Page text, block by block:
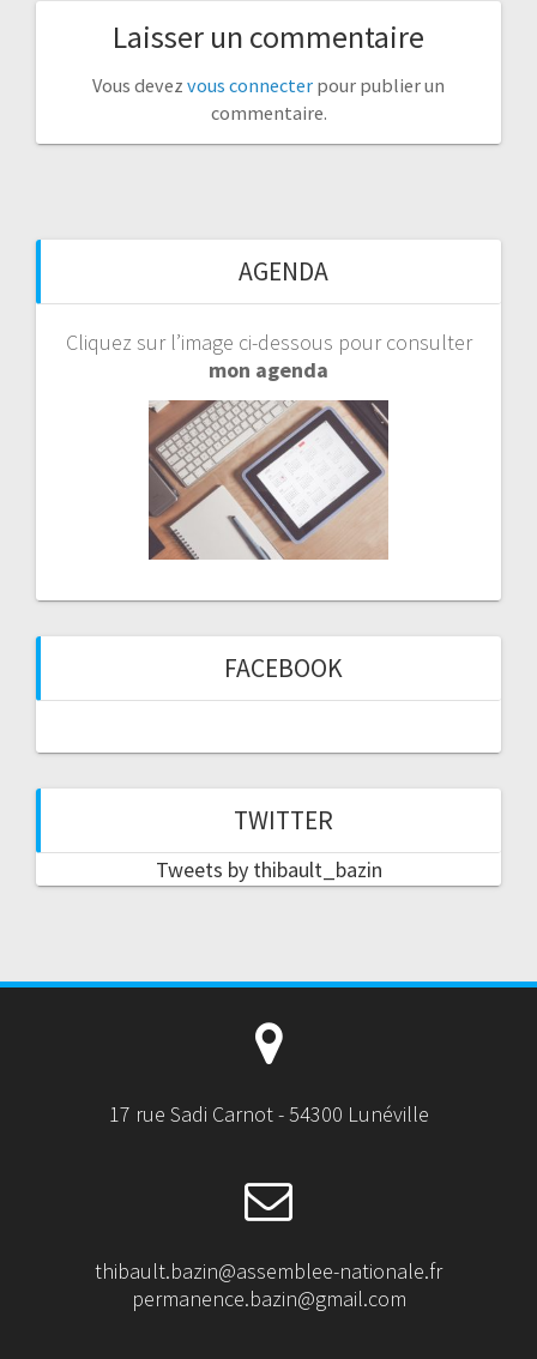
Laisser un commentaire
Vous devez vous connecter pour publier un
commentaire.
AGENDA
Cliquez sur l’image ci-dessous pour consulter
mon agenda
FACEBOOK
TWITTER
Tweets by thibault_bazin
17 rue Sadi Carnot - 54300 Lunéville
thibault.bazin@assemblee-nationale.fr
permanence.bazin@gmail.com